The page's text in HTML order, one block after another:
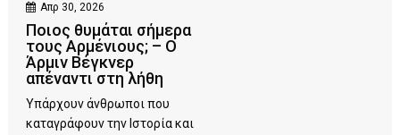
Απρ 30, 2026
Ποιος θυμάται σήμερα
τους Αρμένιους; – Ο
Άρμιν Βέγκνερ
απέναντι στη λήθη
Υπάρχουν άνθρωποι που
καταγράφουν την Ιστορία και